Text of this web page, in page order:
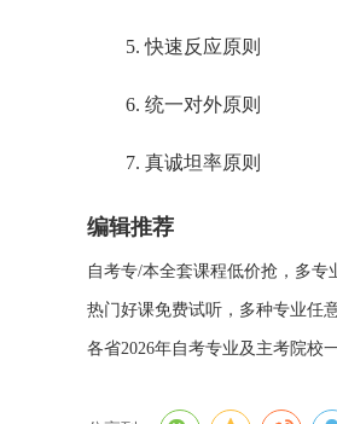
5. 快速反应原则
6. 统一对外原则
7. 真诚坦率原则
编辑推荐
自考专/本全套课程低价抢，多专
热门好课免费试听，多种专业任
各省2026年自考专业及主考院校